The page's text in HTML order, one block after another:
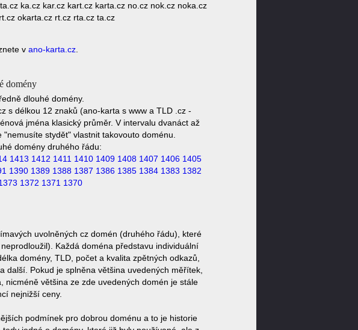
ka.cz kar.cz kart.cz karta.cz no.cz nok.cz noka.cz
okarta.cz rt.cz rta.cz ta.cz
v ano-karta.cz
domény
dlouhé domény.
s délkou 12 znaků (ano-karta s www a TLD .cz -
jména klasický průměr. V intervalu dvanáct až
stydět" vlastnit takovouto doménu.
domény druhého řádu:
1413 1412 1411 1410 1409 1408 1407 1406 1405
1390 1389 1388 1387 1386 1385 1384 1383 1382
1372 1371 1370
uvolněných cz domén (druhého řádu), které
Každá doména představu individuální
domény, TLD, počet a kvalita zpětných odkazů,
Pokud je splněna většina uvedených měřítek,
většina ze zde uvedených domén je stále
nejnižší ceny.
podmínek pro dobrou doménu a to je historie